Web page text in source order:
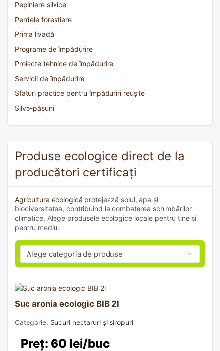
Pepiniere silvice
Perdele forestiere
Prima livadă
Programe de împădurire
Proiecte tehnice de împădurire
Servicii de împădurire
Sfaturi practice pentru împăduriri reușite
Silvo-pășuni
Produse ecologice direct de la
producători certificați
Agricultura ecologică protejează solul, apa și
biodiversitatea, contribuind la combaterea schimbărilor
climatice. Alege produsele ecologice locale pentru tine și
pentru mediu.
Suc aronia ecologic BIB 2l
Categorie: Sucuri nectaruri și siropuri
Preț: 60 lei/buc